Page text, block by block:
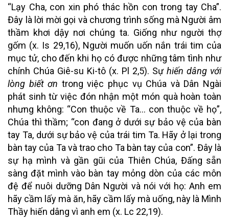
“Lạy Cha, con xin phó thác hồn con trong tay Cha”.
Đây là lời mời gọi và chương trình sống mà Người âm
thầm khơi dậy nơi chúng ta. Giống như người thợ
gốm (x. Is 29,16), Người muốn uốn nắn trái tim của
mục tử, cho đến khi họ có được những tâm tình như
chính Chúa Giê-su Ki-tô (x. Pl 2,5). Sự hiến dâng với
lòng biết ơn trong việc phục vụ Chúa và Dân Ngài
phát sinh từ việc đón nhận một món quà hoàn toàn
nhưng không: “Con thuộc về Ta… con thuộc về họ”,
Chúa thì thầm; “con đang ở dưới sự bảo vệ của bàn
tay Ta, dưới sự bảo vệ của trái tim Ta. Hãy ở lại trong
bàn tay của Ta và trao cho Ta bàn tay của con”. Đây là
sự hạ mình và gần gũi của Thiên Chúa, Đấng sẵn
sàng đặt mình vào bàn tay mỏng dòn của các môn
đệ để nuôi dưỡng Dân Người và nói với họ: Anh em
hãy cầm lấy mà ăn, hãy cầm lấy mà uống, này là Mình
Thầy hiến dâng vì anh em (x. Lc 22,19).